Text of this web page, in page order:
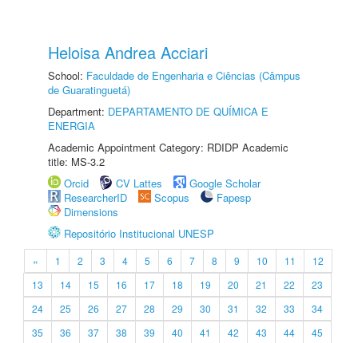
Heloisa Andrea Acciari
School: Faculdade de Engenharia e Ciências (Câmpus
de Guaratinguetá)
Department: DEPARTAMENTO DE QUÍMICA E
ENERGIA
Academic Appointment Category: RDIDP Academic
title: MS-3.2
Orcid
CV Lattes
Google Scholar
ResearcherID
Scopus
Fapesp
Dimensions
Repositório Institucional UNESP
« 1 2 3 4 5 6 7 8 9 10 11
12
13
14 15 16 17 18 19 20 21 22
23
24
25 26 27 28 29 30 31 32 33
34
35
36 37 38 39 40 41 42 43 44
45